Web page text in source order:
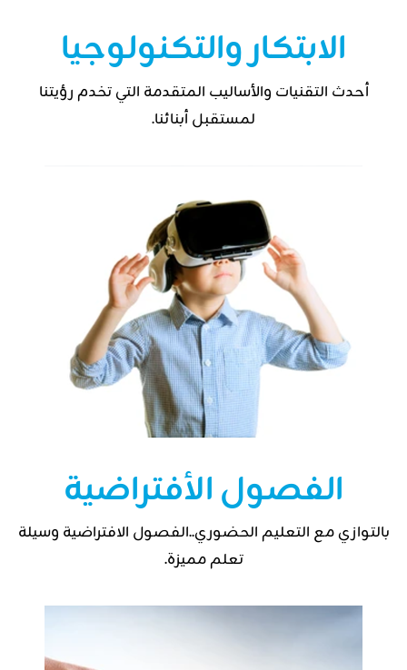
الابتكار والتكنولوجيا
أحدث التقنيات والأساليب المتقدمة التي تخدم رؤيتنا
لمستقبل أبنائنا.
الفصول الأفتراضية
بالتوازي مع التعليم الحضوري..الفصول الافتراضية وسيلة
تعلم مميزة.